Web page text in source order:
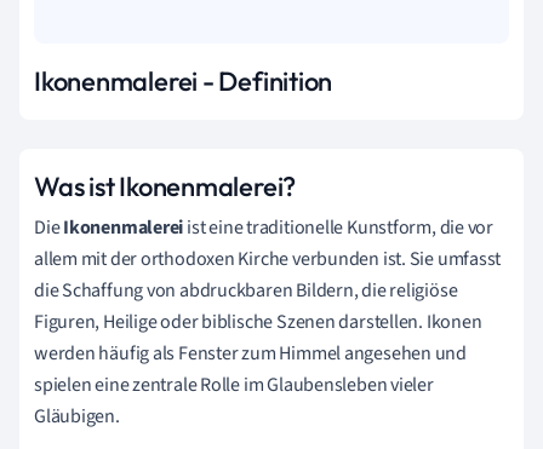
Ikonenmalerei - Definition
Was ist Ikonenmalerei?
DieIkonenmalereiist eine traditionelle Kunstform, die vor
allem mit der orthodoxen Kirche verbunden ist. Sie umfasst
die Schaffung von abdruckbaren Bildern, die religiöse
Figuren, Heilige oder biblische Szenen darstellen. Ikonen
werden häufig als Fenster zum Himmel angesehen und
spielen eine zentrale Rolle im Glaubensleben vieler
Gläubigen.